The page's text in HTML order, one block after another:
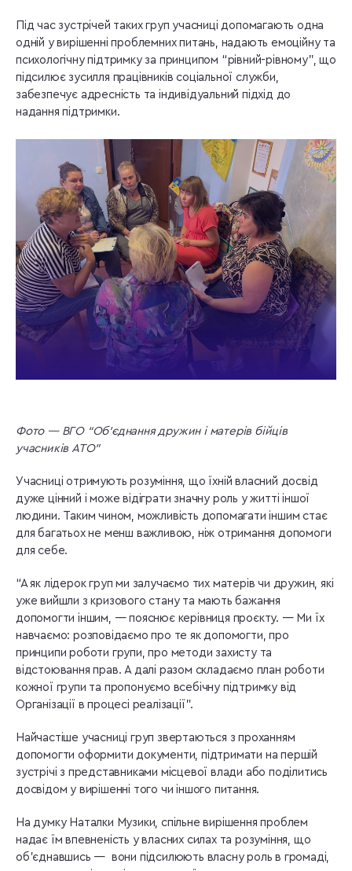
Під час зустрічей таких груп учасниці допомагають одна
одній у вирішенні проблемних питань, надають емоційну та
психологічну підтримку за принципом “рівний-рівному”, що
підсилює зусилля працівників соціальної служби,
забезпечує адресність та індивідуальний підхід до
надання підтримки.
Фото — ВГО “Об’єднання дружин і матерів бійців
учасників АТО”
Учасниці отримують розуміння, що їхній власний досвід
дуже цінний і може відіграти значну роль у житті іншої
людини. Таким чином, можливість допомагати іншим стає
для багатьох не менш важливою, ніж отримання допомоги
для себе.
“А як лідерок груп ми залучаємо тих матерів чи дружин, які
уже вийшли з кризового стану та мають бажання
допомогти іншим, — пояснює керівниця проєкту. — Ми їх
навчаємо: розповідаємо про те як допомогти, про
принципи роботи групи, про методи захисту та
відстоювання прав. А далі разом складаємо план роботи
кожної групи та пропонуємо всебічну підтримку від
Організації в процесі реалізації”.
Найчастіше учасниці груп звертаються з проханням
допомогти оформити документи, підтримати на першій
зустрічі з представниками місцевої влади або поділитись
досвідом у вирішенні того чи іншого питання.
На думку Наталки Музики, спільне вирішення проблем
надає їм впевненість у власних силах та розуміння, що
об’єднавшись — вони підсилюють власну роль в громаді,